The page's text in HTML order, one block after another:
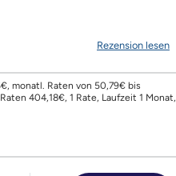
Rezension lesen
monatl. Raten von 50,79€ bis
404,18€, 1 Rate, Laufzeit 1 Monat,